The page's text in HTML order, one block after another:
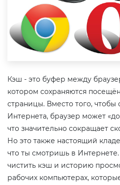
Кэш - это буфер между
котором сохраняются
страницы. Вместо того, чтобы
Интернета, браузер может
что значительно сокращает
Но это также настоящий
что ты смотришь в
чистить кэш и историю
рабочих компьютерах,